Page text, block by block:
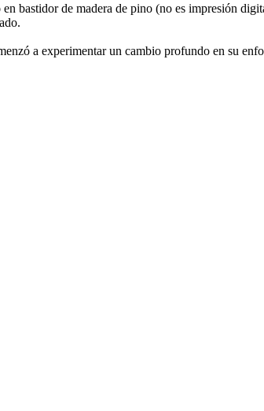
bastidor de madera de pino (no es impresión
a experimentar un cambio profundo en su
y conceptos más allá de las formas visibles. Sus
intensa de colores, texturas y